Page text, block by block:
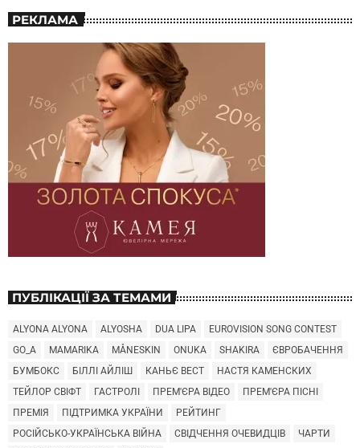
РЕКЛАМА
ПУБЛІКАЦІЇ ЗА ТЕМАМИ
ALYONA ALYONA ALYOSHA DUA LIPA
EUROVISION SONG CONTEST
GO_A
MAMARIKA MÅNESKIN ONUKA SHAKIRA
ЄВРОБАЧЕННЯ
БУМБОКС
БІЛЛІ АЙЛІШ КАНЬЄ ВЕСТ
НАСТЯ КАМЕНСКИХ
ТЕЙЛОР СВІФТ
ГАСТРОЛІ ПРЕМ'ЄРА ВІДЕО
ПРЕМ'ЄРА ПІСНІ
ПРЕМІЯ
ПІДТРИМКА УКРАЇНИ
РЕЙТИНГ
РОСІЙСЬКО-УКРАЇНСЬКА ВІЙНА
СВІДЧЕННЯ ОЧЕВИДЦІВ
ЧАРТИ